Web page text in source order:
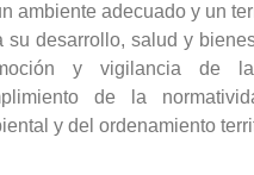
ambiente adecuado y un
su desarrollo, salud y
y vigilancia de
de la
y del ordenamiento